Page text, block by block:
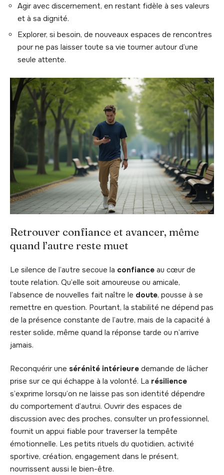
Agir avec discernement, en restant fidèle à ses valeurs
et à sa dignité.
Explorer, si besoin, de nouveaux espaces de rencontres
pour ne pas laisser toute sa vie tourner autour d’une
seule attente.
Retrouver confiance et avancer, même
quand l’autre reste muet
Le silence de l’autre secoue la confiance au cœur de
toute relation. Qu’elle soit amoureuse ou amicale,
l’absence de nouvelles fait naître le doute, pousse à se
remettre en question. Pourtant, la stabilité ne dépend pas
de la présence constante de l’autre, mais de la capacité à
rester solide, même quand la réponse tarde ou n’arrive
jamais.
Reconquérir une sérénité intérieure demande de lâcher
prise sur ce qui échappe à la volonté. La résilience
s’exprime lorsqu’on ne laisse pas son identité dépendre
du comportement d’autrui. Ouvrir des espaces de
discussion avec des proches, consulter un professionnel,
fournit un appui fiable pour traverser la tempête
émotionnelle. Les petits rituels du quotidien, activité
sportive, création, engagement dans le présent,
nourrissent aussi le bien-être.